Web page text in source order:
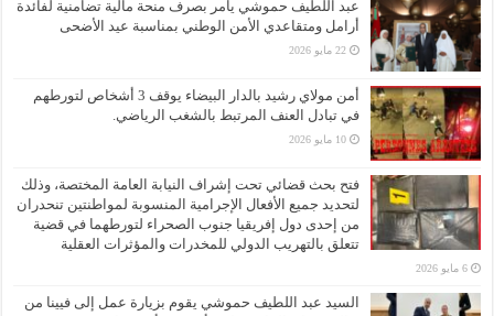
عبد اللطيف حموشي يأمر بصرف منحة مالية تضامنية لفائدة
أرامل ومتقاعدي الأمن الوطني بمناسبة عيد الأضحى
22 مايو 2026
أمن مولاي رشيد بالدار البيضاء يوقف 3 أشخاص لتورطهم
في تبادل العنف المرتبط بالشغب الرياضي.
10 مايو 2026
فتح بحث قضائي تحت إشراف النيابة العامة المختصة، وذلك
لتحديد جميع الأفعال الإجرامية المنسوبة لمواطنتين تنحدران
من إحدى دول إفريقيا جنوب الصحراء لتورطهما في قضية
تتعلق بالتهريب الدولي للمخدرات والمؤثرات العقلية
6 مايو 2026
السيد عبد اللطيف حموشي يقوم بزيارة عمل إلى فيينا من